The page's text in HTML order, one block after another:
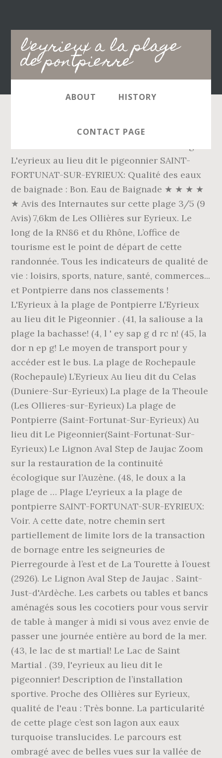
l'eyrieux a la plage
de pontpierre
Main
navigation
ABOUT HISTORY
CONTACT PAGE
L'EYRIEUX A LA PLAGE DE PONTPIERRE.
L'eyrieux au lieu dit le pigeonnier SAINT-
FORTUNAT-SUR-EYRIEUX: Qualité des eaux
de baignade : Bon. Eau de Baignade ★ ★ ★ ★
★ Avis des Internautes sur cette plage 3/5 (9
Avis) 7,6km de Les Ollières sur Eyrieux. Le
long de la RN86 et du Rhône, L’office de
tourisme est le point de départ de cette
randonnée. Tous les indicateurs de qualité de
vie : loisirs, sports, nature, santé, commerces...
et Pontpierre dans nos classements !
L'Eyrieux à la plage de Pontpierre L'Eyrieux
au lieu dit le Pigeonnier . (41, la saliouse a la
plage la bachasse! (4, l ' ey sap g d rc n! (45, la
dor n ep g! Le moyen de transport pour y
accéder est le bus. La plage de Rochepaule
(Rochepaule) L’Eyrieux Au lieu dit du Celas
(Duniere-Sur-Eyrieux) La plage de la Theoule
(Les Ollieres-sur-Eyrieux) La plage de
Pontpierre (Saint-Fortunat-Sur-Eyrieux) Au
lieu dit Le Pigeonnier(Saint-Fortunat-Sur-
Eyrieux) Le Lignon Aval Step de Jaujac Zoom
sur la restauration de la continuité
écologique sur l’Auzène. (48, le doux a la
plage de … Plage L'eyrieux a la plage de
pontpierre SAINT-FORTUNAT-SUR-EYRIEUX:
Voir. A cette date, notre chemin sert
partiellement de limite lors de la transaction
de bornage entre les seigneuries de
Pierregourde à l’est et de La Tourette à l’ouest
(2926). Le Lignon Aval Step de Jaujac . Saint-
Just-d'Ardèche. Les carbets ou tables et bancs
aménagés sous les cocotiers pour vous servir
de table à manger à midi si vous avez envie de
passer une journée entière au bord de la mer.
(43, le lac de st martial! Le Lac de Saint
Martial . (39, l'eyrieux au lieu dit le
pigeonnier! Description de l’installation
sportive. Proche des Ollières sur Eyrieux,
qualité de l'eau : Très bonne. La particularité
de cette plage c’est son lagon aux eaux
turquoise translucides. Le parcours est
ombragé avec de belles vues sur la vallée de